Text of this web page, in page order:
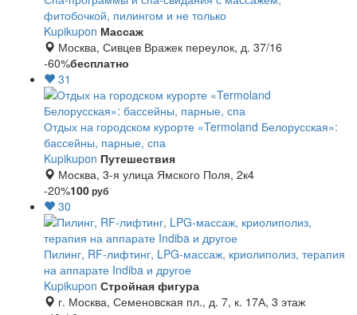
фитобочкой, пилингом и не только
Kupikupon Массаж
Москва, Сивцев Вражек переулок, д. 37/16
-60%бесплатно
31
Отдых на городском курорте «Termoland Белорусская»:
бассейны, парные, спа
Kupikupon Путешествия
Москва, 3-я улица Ямского Поля, 2к4
-20%100руб
30
Пилинг, RF-лифтинг, LPG-массаж, криолиполиз, терапия
на аппарате Indiba и другое
Kupikupon Стройная фигура
г. Москва, Семеновская пл., д. 7, к. 17А, 3 этаж